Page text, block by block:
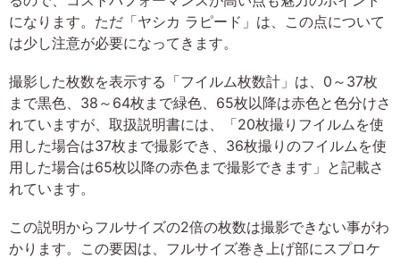
になります。ただ「ヤシカ ラピード」は、この点について
は少し注意が必要になってきます。
撮影した枚数を表示する「フイルム枚数計」は、0～37枚
まで黒色、38～64枚まで緑色、65枚以降は赤色と色分けさ
れていますが、取扱説明書には、「20枚撮りフイルムを使
用した場合は37枚まで撮影でき、36枚撮りのフイルムを使
用した場合は65枚以降の赤色まで撮影できます」と記載さ
れています。
この説明からフルサイズの2倍の枚数は撮影できない事がわ
かります。この要因は、フルサイズ巻き上げ部にスプロケ